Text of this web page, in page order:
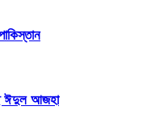
ঈদুল আজহা